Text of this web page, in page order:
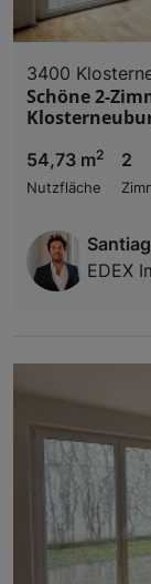
3400
Schöne 2-
54,73 m2
Nutzfläche
2
EDEX